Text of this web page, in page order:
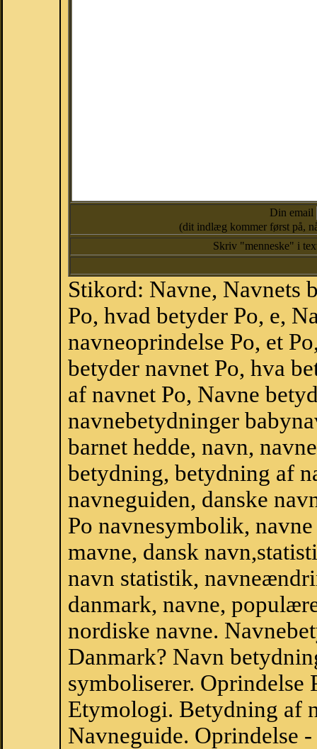
Din email
(dit indlæg kommer først på,
Skriv "menneske" i
Stikord: Navne, Navnets
Po, hvad betyder Po, e,
navneoprindelse Po, et
betyder navnet Po, hva
af navnet Po, Navne
navnebetydninger
barnet hedde, navn,
betydning, betydning af
navneguiden, danske
Po navnesymbolik,
mavne, dansk
navn statistik,
danmark, navne,
nordiske navne.
Danmark? Navn
symboliserer. Oprindelse
Etymologi. Betydning af
Navneguide. Oprindelse